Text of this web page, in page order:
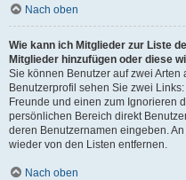
Nach oben
Wie kann ich Mitglieder zur Liste
Mitglieder hinzufügen oder diese
Sie können Benutzer auf zwei
Benutzerprofil sehen Sie zwei
Freunde und einen zum Ignorieren
persönlichen Bereich direkt
deren Benutzernamen eingeben.
wieder von den Listen entfernen.
Nach oben